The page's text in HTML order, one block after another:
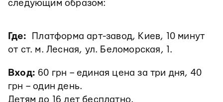
следующим образом:
Где:
Платформа арт-завод, Киев, 10 минут
от ст. м. Лесная, ул. Беломорская, 1.
Вход: 60 грн – единая цена за три дня, 40
грн – один день.
Детям до 16 лет бесплатно.